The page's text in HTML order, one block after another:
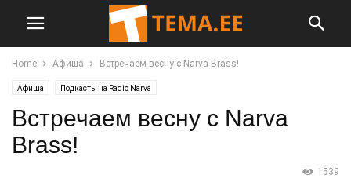
Home Афиша Встречаем весну с Narva Brass!
Афиша Подкасты на Radio Narva
Встречаем весну с Narva
Brass!
1539